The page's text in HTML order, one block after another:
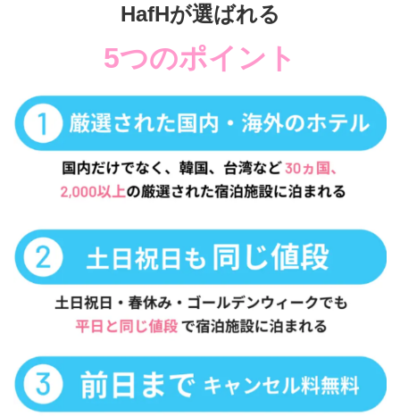
HafHが選ばれる
5つのポイント